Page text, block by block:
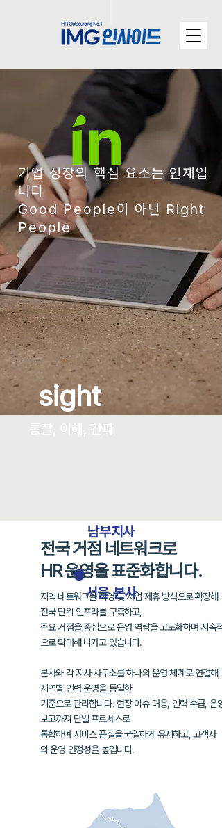
기업 성장의 핵심 요소는 인재입
니다
Good People이 아닌 Right
People
sight
​서울 본사
남부지사
전국 거점 네트워크로
HR 운영을 표준화합니다.
지역 네트워크를 직영 및 사업 제휴 방식으로 확장해
전국 단위 인프라를 구축하고,
주요 거점을 중심으로 운영 역량을 고도화하며지속적
으로 확대해 나가고 있습니다.
본사와 각 지사·사무소를 하나의 운영 체계로 연결해,
지역별 인력 운영을 동일한
기준으로 관리합니다. 현장 이슈 대응, 인력 수급, 운영
보고까지 단일 프로세스로
통합하여 서비스 품질을 균일하게 유지하고, 고객사
의운영 안정성을 높입니다.